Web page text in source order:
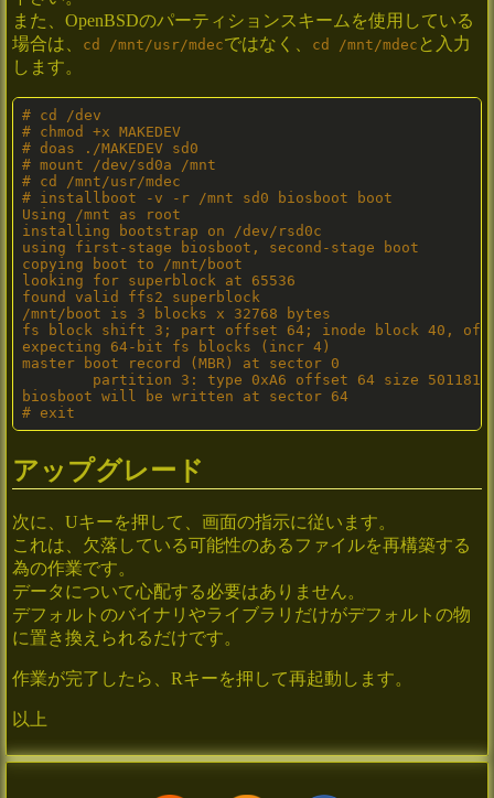
また、OpenBSDのパーティションスキームを使用している
場合は、
cd /mnt/usr/mdecではなく、 cd /mnt/mdec と入力
します。
# cd /dev
# chmod +x MAKEDEV
# doas ./MAKEDEV sd0
# mount /dev/sd0a /mnt
# cd /mnt/usr/mdec
# installboot -v -r /mnt sd0 biosboot boot
Using /mnt as root
installing bootstrap on /dev/rsd0c
using first-stage biosboot, second-stage boot
copying boot to /mnt/boot
looking for superblock at 65536
found valid ffs2 superblock
/mnt/boot is 3 blocks x 32768 bytes
fs block shift 3; part offset 64; inode block 40,
expecting 64-bit fs blocks (incr 4)
master boot record (MBR) at sector 0
partition 3: type 0xA6 offset 64 size
biosboot will be written at sector 64
# exit
アップグレード
次に、Uキーを押して、画面の指示に従います。
これは、欠落している可能性のあるファイルを再構築する
為の作業です。
データについて心配する必要はありません。
デフォルトのバイナリやライブラリだけがデフォルトの物
に置き換えられるだけです。
作業が完了したら、Rキーを押して再起動します。
以上